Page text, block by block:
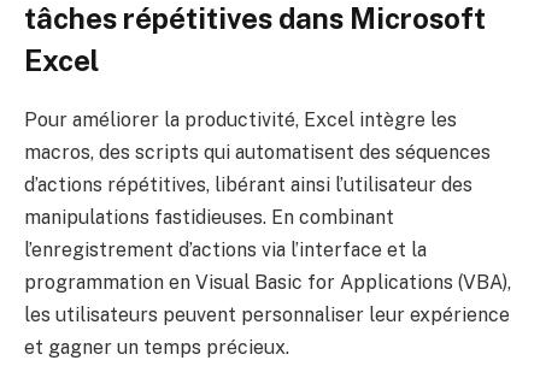
tâches répétitives dans Microsoft
Excel
Pour améliorer la productivité, Excel intègre les
macros, des scripts qui automatisent des séquences
d’actions répétitives, libérant ainsi l’utilisateur des
manipulations fastidieuses. En combinant
l’enregistrement d’actions via l’interface et la
programmation en Visual Basic for Applications (VBA),
les utilisateurs peuvent personnaliser leur expérience
et gagner un temps précieux.